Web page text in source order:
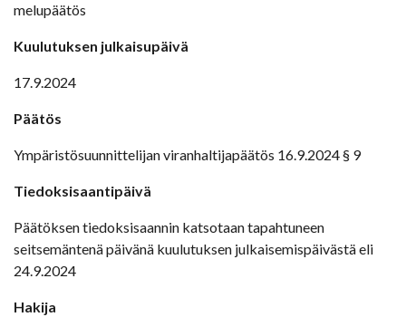
melupäätös
Kuulutuksen julkaisupäivä
17.9.2024
Päätös
Ympäristösuunnittelijan viranhaltijapäätös 16.9.2024 § 9
Tiedoksisaantipäivä
Päätöksen tiedoksisaannin katsotaan tapahtuneen
seitsemäntenä päivänä kuulutuksen julkaisemispäivästä eli
24.9.2024
Hakija